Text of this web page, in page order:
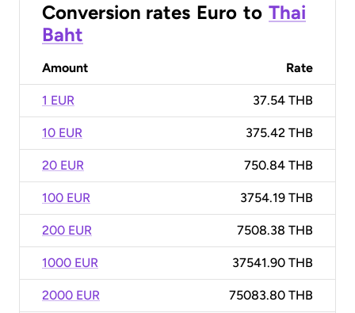
Conversion rates Euro to Thai
Baht
Amount Rate
1 EUR 37.54 THB
10 EUR 375.42 THB
20 EUR 750.84 THB
100 EUR 3754.19 THB
200 EUR 7508.38 THB
1000 EUR 37541.90 THB
2000 EUR 75083.80 THB